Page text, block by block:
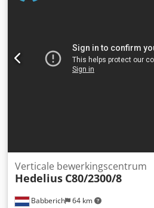
Besturing: Fanuc 18i-MB
Gewicht Afmetingen (L x B x H):
Cjdpjzdfgpefx Abkjrf
Babberich 64 km
Verticale bewerkingscentrum
Hedelius C80/2300/8